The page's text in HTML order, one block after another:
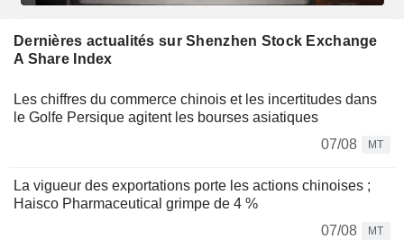
Dernières actualités sur Shenzhen Stock Exchange
A Share Index
Les chiffres du commerce chinois et les incertitudes dans
le Golfe Persique agitent les bourses asiatiques
07/08
MT
La vigueur des exportations porte les actions chinoises ;
Haisco Pharmaceutical grimpe de 4 %
07/08
MT